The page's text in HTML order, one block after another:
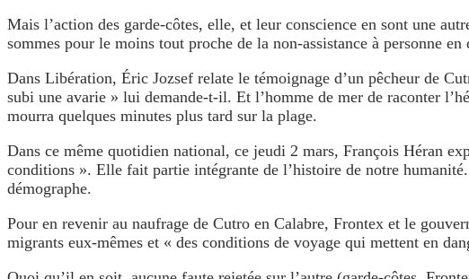
Mais l’action des garde-côtes, elle, et leur conscience en sont une
sommes pour le moins tout proche de la non-assistance à personne en
Dans Libération, Éric Jozsef relate le témoignage d’un pêcheur de
subi une avarie » lui demande-t-il. Et l’homme de mer de raconter
mourra quelques minutes plus tard sur la plage.
Dans ce même quotidien national, ce jeudi 2 mars, François Héran
conditions ». Elle fait partie intégrante de l’histoire de notre
démographe.
Pour en revenir au naufrage de Cutro en Calabre, Frontex et le
migrants eux-mêmes et « des conditions de voyage qui mettent en